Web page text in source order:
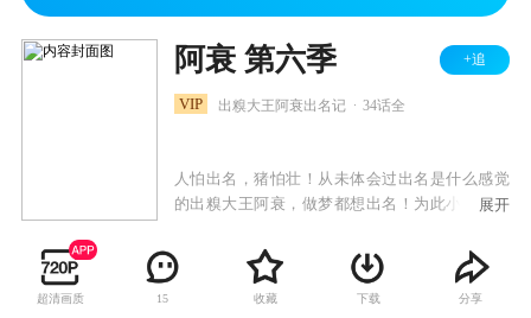
阿衰 第六季 +追
VIP 出糗大王阿衰出名记 34话全
人怕出名，猪怕壮！从未体会过出名是什么感觉
的出糗大王阿衰，做梦都想出名！为此小衰衰敢
用纯洁的小心灵来感动世界，总能成为万人迷！
才高八斗大脸妹，运动健将小冲，腰缠万贯庄
库，教书育人金老师纷纷跳出表示不服，谁都能
展开
超清画质 15 收藏 下载 分享